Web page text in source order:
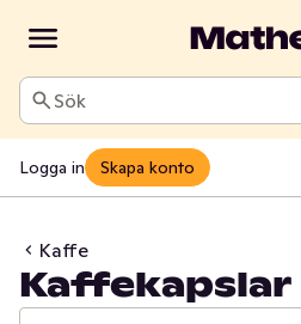
Sök
Logga in Skapa konto
Kaffe
Kaffekapslar